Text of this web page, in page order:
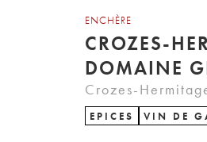
ENCHÈRE
CROZES-
DOMAINE
Crozes-
EPICES VIN DE